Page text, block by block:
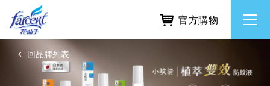
官方購物
回品牌列表